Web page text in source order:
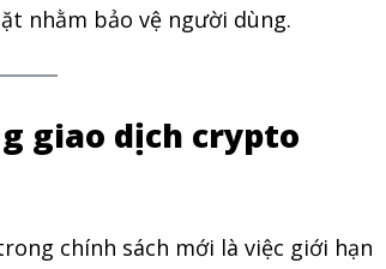
nhằm bảo vệ người dùng.
giao dịch crypto
chính sách mới là việc giới hạn